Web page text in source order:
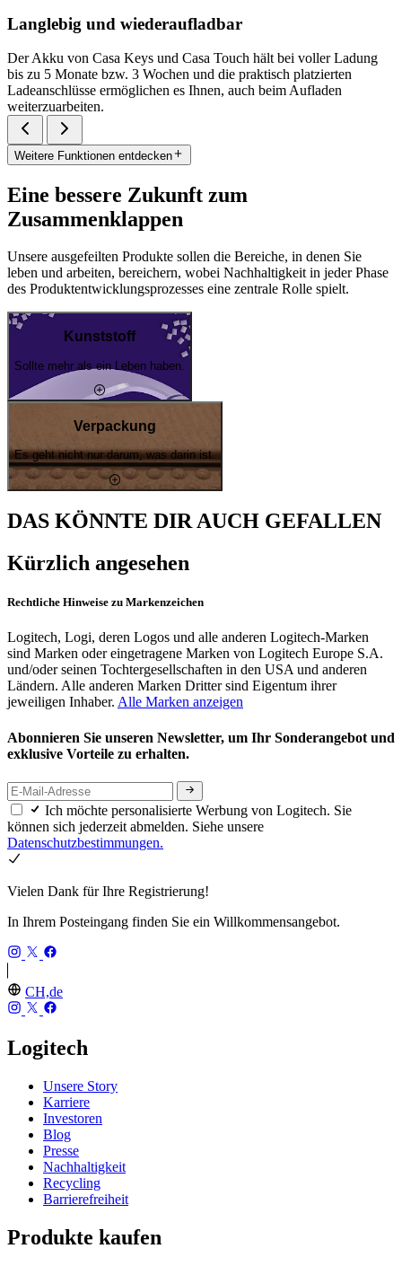
Langlebig und wiederaufladbar
Der Akku von Casa Keys und Casa Touch hält bei voller Ladung
bis zu 5 Monate bzw. 3 Wochen und die praktisch platzierten
Ladeanschlüsse ermöglichen es Ihnen, auch beim Aufladen
weiterzuarbeiten.
Weitere Funktionen entdecken
Eine bessere Zukunft zum
Zusammenklappen
Unsere ausgefeilten Produkte sollen die Bereiche, in denen Sie
leben und arbeiten, bereichern, wobei Nachhaltigkeit in jeder Phase
des Produktentwicklungsprozesses eine zentrale Rolle spielt.
Kunststoff
Sollte mehr als ein Leben haben.
Verpackung
Es geht nicht nur darum, was darin ist.
DAS KÖNNTE DIR AUCH GEFALLEN
Kürzlich angesehen
Rechtliche Hinweise zu Markenzeichen
Logitech, Logi, deren Logos und alle anderen Logitech-Marken
sind Marken oder eingetragene Marken von Logitech Europe S.A.
und/oder seinen Tochtergesellschaften in den USA und anderen
Ländern. Alle anderen Marken Dritter sind Eigentum ihrer
jeweiligen Inhaber. Alle Marken anzeigen
Abonnieren Sie unseren Newsletter, um Ihr Sonderangebot und
exklusive Vorteile zu erhalten.
Ich möchte personalisierte Werbung von Logitech. Sie
können sich jederzeit abmelden. Siehe unsere
Datenschutzbestimmungen.
Vielen Dank für Ihre Registrierung!
In Ihrem Posteingang finden Sie ein Willkommensangebot.
CH,de
Logitech
Unsere Story
Karriere
Investoren
Blog
Presse
Nachhaltigkeit
Recycling
Barrierefreiheit
Produkte kaufen